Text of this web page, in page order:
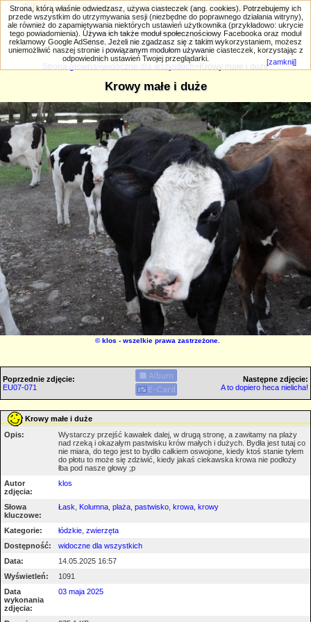
PRIV.gtlodz.eu - czyli trochę ;) inna galeria
Wyszukiwanie zaawansowane
Strona główna widoczne dla wszystkich >Krowy małe i duże
Krowy małe i duże
©klos - wszelkie prawa zastrzeżone.
Poprzednie zdjęcie:
EU07-071
Następne zdjęcie:
A to dopiero heca nielicha!
Krowy małe i duże
Opis:
Wystarczy przejść kawałek dalej, w drugą stronę, a zawitamy na plaży
nad rzeką i okazałym pastwisku krów małych i dużych. Bydła jest tutaj co
nie miara, do tego jest to bydło całkiem oswojone, kiedy ktoś stanie tyłem
do płotu to może się zdziwić, kiedy jakaś ciekawska krowa nie podłoży
łba pod nasze głowy ;p
Autor
zdjęcia:
klos
Słowa
kluczowe:
Łask Kolumna plaża pastwisko krowa krowy
Kategorie: łódzkie zwierzęta
Dostępność:
widoczne dla wszystkich
Data:
14.05.2025 16:57
Wyświetleń:
1091
Data
wykonania
zdjęcia:
03 maja 2025
Strona, którą właśnie odwiedzasz, używa ciasteczek (ang. cookies). Potrzebujemy ich
przede wszystkim do utrzymywania sesji (niezbędne do poprawnego działania witryny),
ale również do zapamiętywania niektórych ustawień użytkownika (przykładowo: ukrycie
tego powiadomienia). Używa ich także moduł społecznościowy Facebooka oraz moduł
reklamowy Google AdSense. Jeżeli nie zgadzasz się z takim wykorzystaniem, możesz
uniemożliwić naszej stronie i powiązanym modułom używanie ciasteczek, korzystając z
odpowiednich ustawień Twojej przeglądarki.
[zamknij]